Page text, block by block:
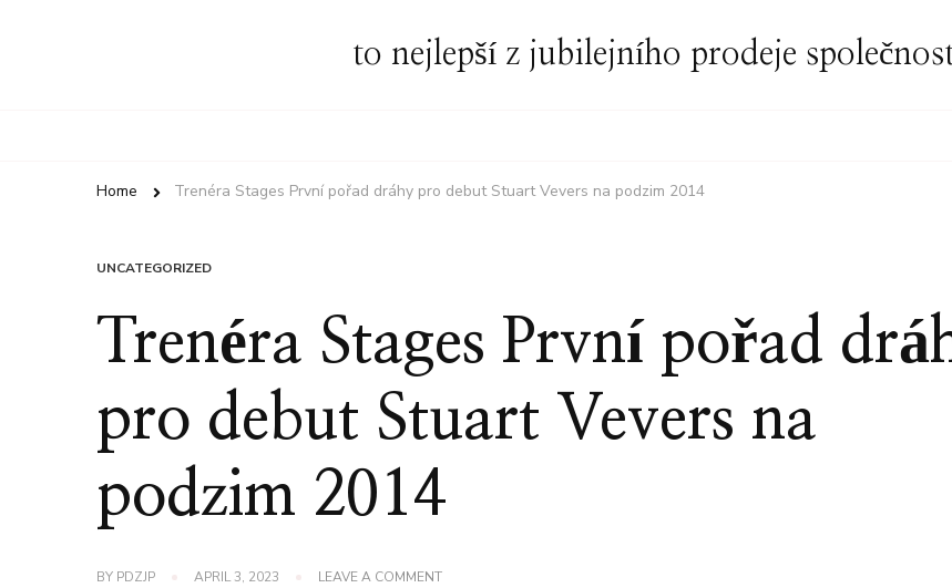
to nejlepší z jubilejního prodeje
Home Trenéra Stages První pořad dráhy pro debut Stuart Vevers na podzim 2014
UNCATEGORIZED
Trenéra Stages První pořad
pro debut Stuart Vevers na
podzim 2014
BY PDZJP APRIL 3, 2023 LEAVE A COMMENTON